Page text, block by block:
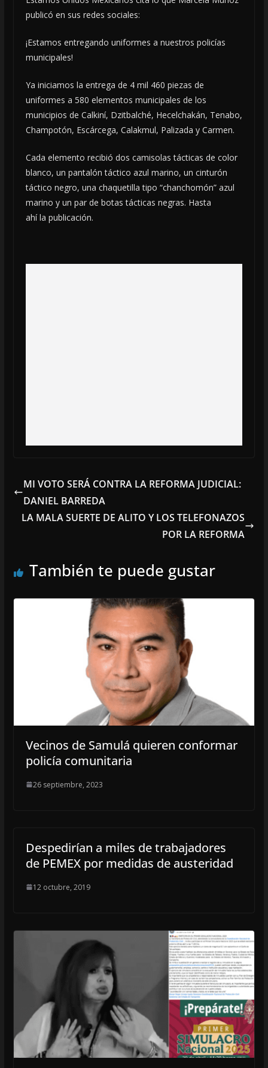
publicó en sus redes sociales:
¡Estamos entregando uniformes a nuestros policías
municipales!
Ya iniciamos la entrega de 4 mil 460 piezas de
uniformes a 580 elementos municipales de los
municipios de Calkiní, Dzitbalché, Hecelchakán, Tenabo,
Champotón, Escárcega, Calakmul, Palizada y Carmen.
Cada elemento recibió dos camisolas tácticas de color
blanco, un pantalón táctico azul marino, un cinturón
táctico negro, una chaquetilla tipo “chanchomón” azul
marino y un par de botas tácticas negras. Hasta
ahí la publicación.
MI VOTO SERÁ CONTRA LA REFORMA JUDICIAL:
DANIEL BARREDA
LA MALA SUERTE DE ALITO Y LOS TELEFONAZOS
POR LA REFORMA
También te puede gustar
Vecinos de Samulá quieren conformar
policía comunitaria
26 septiembre, 2023
Despedirían a miles de trabajadores
de PEMEX por medidas de austeridad
12 octubre, 2019